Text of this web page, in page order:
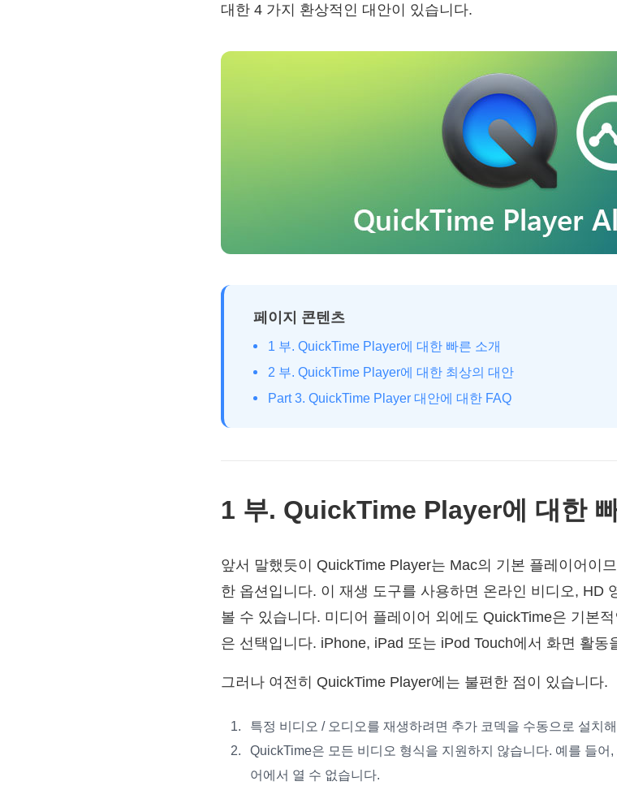
대한 4 가지 환상적인 대안이 있습니다.
페이지 콘텐츠
1 부. QuickTime Player에 대한 빠른 소개
2 부. QuickTime Player에 대한 최상의 대안
Part 3. QuickTime Player 대안에 대한 FAQ
1 부. QuickTime Player에 대한
앞서 말했듯이 QuickTime Player는 Mac의 기본 플레이어이
한 옵션입니다. 이 재생 도구를 사용하면 온라인 비디오, HD
볼 수 있습니다. 미디어 플레이어 외에도 QuickTime은 기본
은 선택입니다. iPhone, iPad 또는 iPod Touch에서 화면 활동
그러나 여전히 QuickTime Player에는 불편한 점이 있습니다.
특정 비디오 / 오디오를 재생하려면 추가 코덱을 수동으로 설치
QuickTime은 모든 비디오 형식을 지원하지 않습니다. 예를 들어,
어에서 열 수 없습니다.